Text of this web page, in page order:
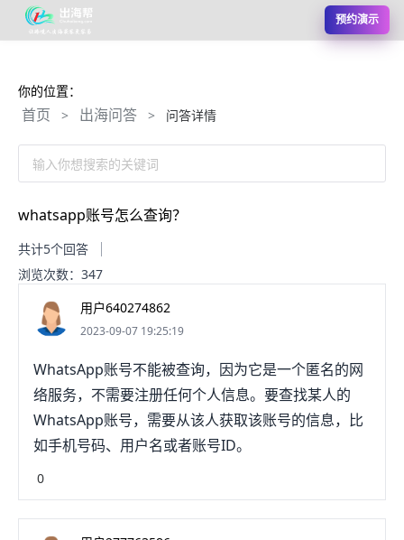
预约演示
你的位置：
首页 > 出海问答 > 问答详情
输入你想搜索的关键词
whatsapp账号怎么查询？
共计5个回答
浏览次数：347
用户640274862
2023-09-07 19:25:19
WhatsApp账号不能被查询，因为它是一个匿名的网
络服务，不需要注册任何个人信息。要查找某人的
WhatsApp账号，需要从该人获取该账号的信息，比
如手机号码、用户名或者账号ID。
0